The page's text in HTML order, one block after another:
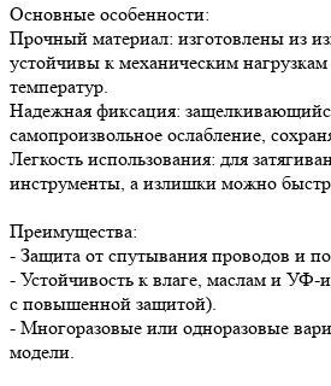
Основные особенности:
Прочный материал: изготовлены из
устойчивы к механическим
температур.
Надежная фиксация:
самопроизвольное ослабление,
Легкость использования: для
инструменты, а излишки можно
Преимущества:
- Защита от спутывания проводов и
- Устойчивость к влаге, маслам и УФ-
с повышенной защитой).
- Многоразовые или одноразовые
модели.